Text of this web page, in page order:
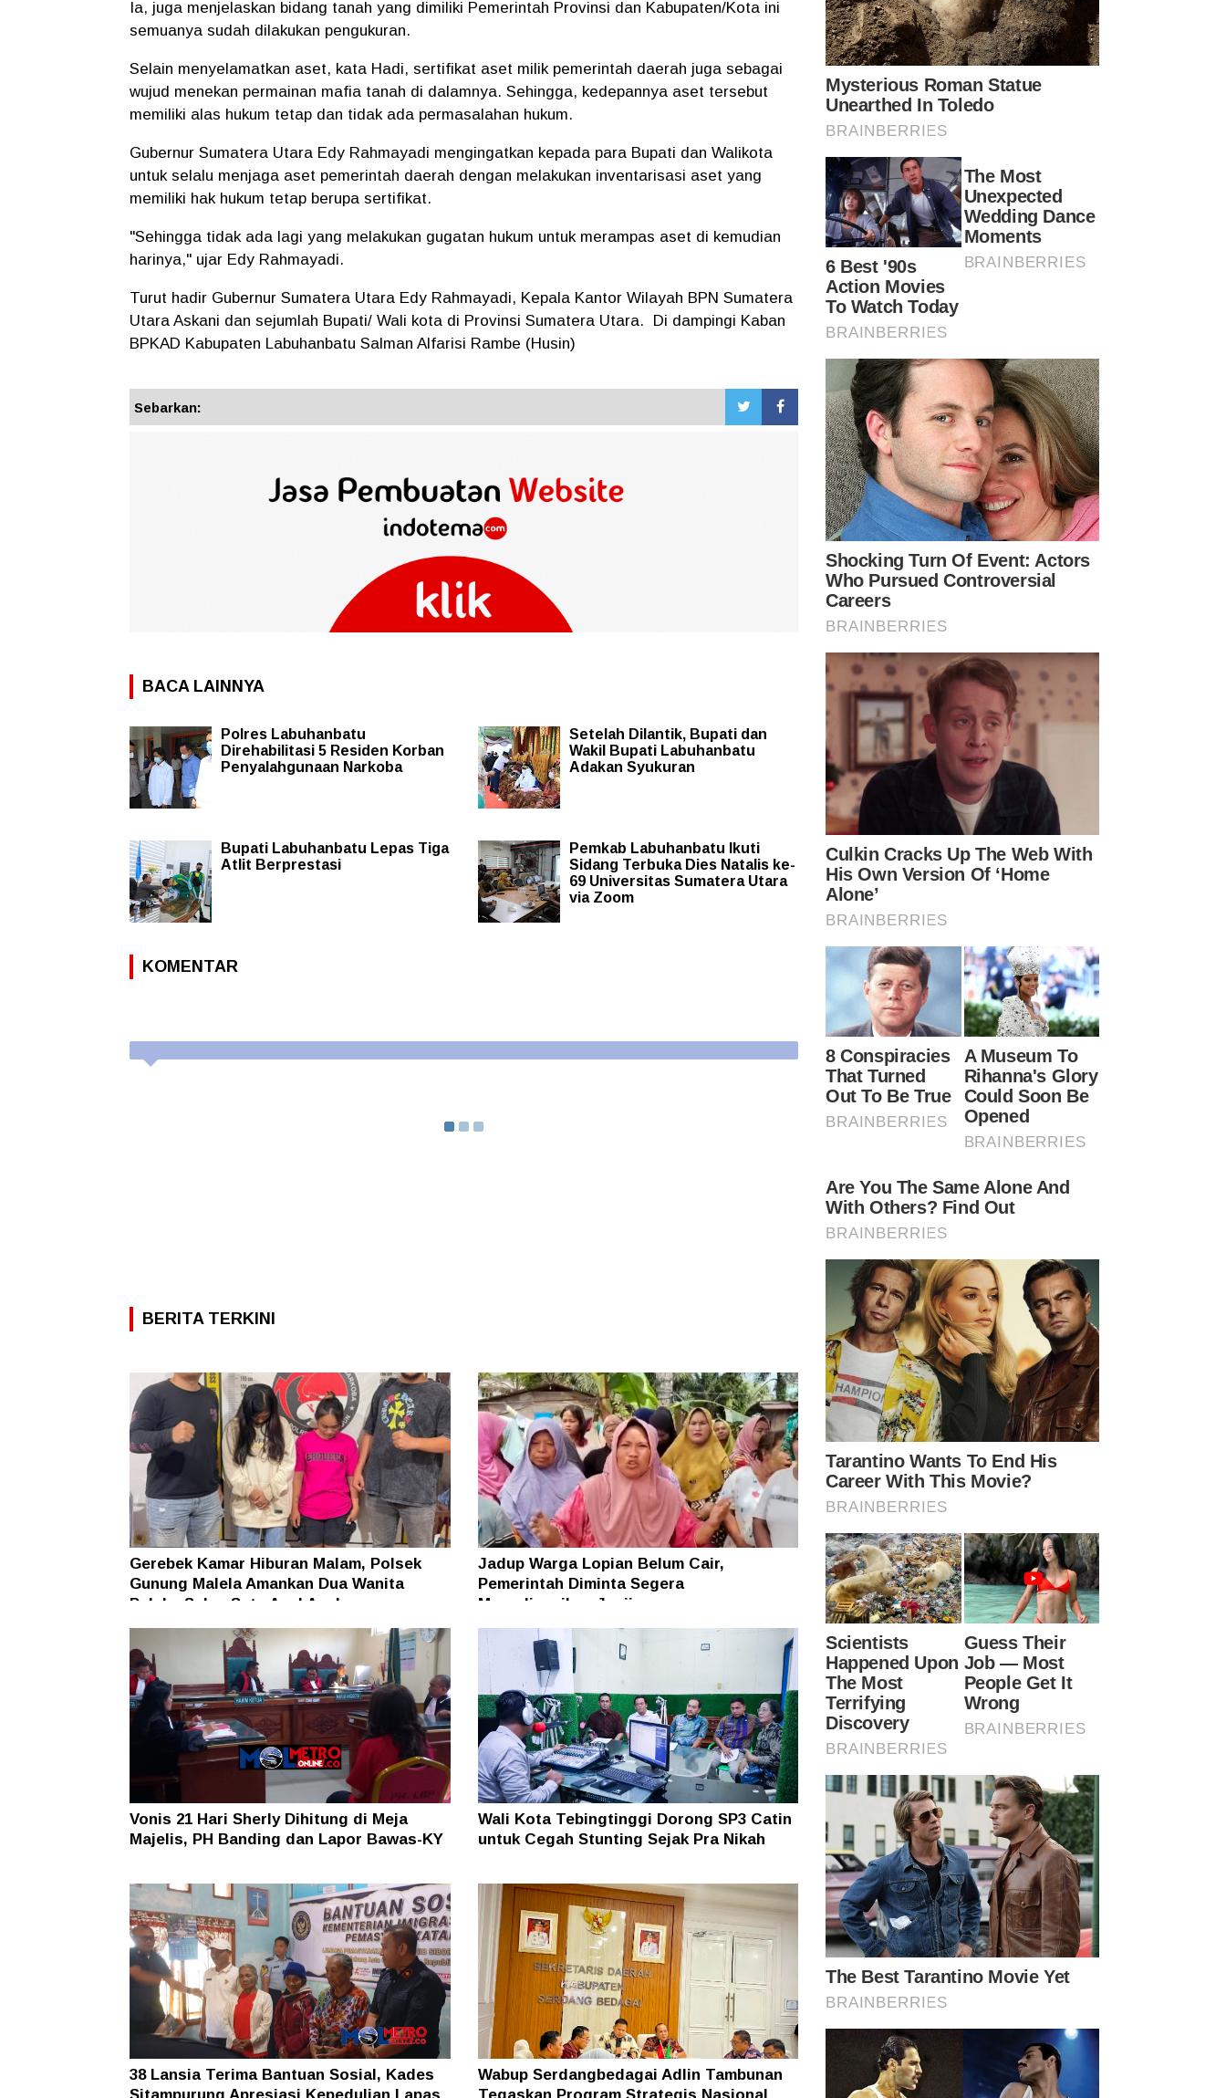
Ia, juga menjelaskan bidang tanah yang dimiliki Pemerintah Provinsi dan Kabupaten/Kota ini
semuanya sudah dilakukan pengukuran.
Selain menyelamatkan aset, kata Hadi, sertifikat aset milik pemerintah daerah juga sebagai
wujud menekan permainan mafia tanah di dalamnya. Sehingga, kedepannya aset tersebut
memiliki alas hukum tetap dan tidak ada permasalahan hukum.
Gubernur Sumatera Utara Edy Rahmayadi mengingatkan kepada para Bupati dan Walikota
untuk selalu menjaga aset pemerintah daerah dengan melakukan inventarisasi aset yang
memiliki hak hukum tetap berupa sertifikat.
"Sehingga tidak ada lagi yang melakukan gugatan hukum untuk merampas aset di kemudian
harinya," ujar Edy Rahmayadi.
Turut hadir Gubernur Sumatera Utara Edy Rahmayadi, Kepala Kantor Wilayah BPN Sumatera
Utara Askani dan sejumlah Bupati/ Wali kota di Provinsi Sumatera Utara. Di dampingi Kaban
BPKAD Kabupaten Labuhanbatu Salman Alfarisi Rambe (Husin)
Sebarkan:
BACA LAINNYA
Polres Labuhanbatu
Direhabilitasi 5 Residen Korban
Penyalahgunaan Narkoba
Setelah Dilantik, Bupati dan
Wakil Bupati Labuhanbatu
Adakan Syukuran
Bupati Labuhanbatu Lepas Tiga
Atlit Berprestasi
Pemkab Labuhanbatu Ikuti
Sidang Terbuka Dies Natalis ke-
69 Universitas Sumatera Utara
via Zoom
KOMENTAR
BERITA TERKINI
Gerebek Kamar Hiburan Malam, Polsek
Gunung Malela Amankan Dua Wanita
Pelaku Sabu, Satu Asal Aceh
Jadup Warga Lopian Belum Cair,
Pemerintah Diminta Segera
Merealisasikan Janji
Vonis 21 Hari Sherly Dihitung di Meja
Majelis, PH Banding dan Lapor Bawas-KY
Wali Kota Tebingtinggi Dorong SP3 Catin
untuk Cegah Stunting Sejak Pra Nikah
38 Lansia Terima Bantuan Sosial, Kades
Wabup Serdangbedagai Adlin Tambunan